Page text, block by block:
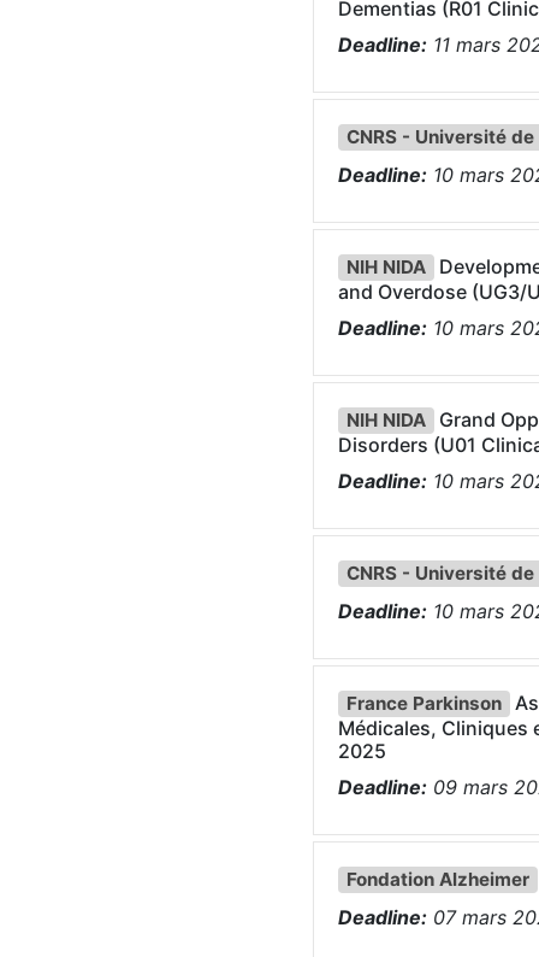
Dementias (R01
Deadline: 11 mars
CNRS - Université
Deadline: 10 mars
NIH NIDA
and Overdose (UG3/
Deadline: 10 mars
NIH NIDA
Grand
Disorders (U01
Deadline: 10 mars
CNRS - Université de
Deadline: 10 mars
France Parkinson
Médicales, Cliniques
2025
Deadline: 09 mars
Fondation Alzheimer
Deadline: 07 mars